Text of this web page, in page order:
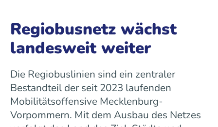
Regiobusnetz wächst
landesweit weiter
Die Regiobuslinien sind ein zentraler
Bestandteil der seit 2023 laufenden
Mobilitätsoffensive Mecklenburg-
Vorpommern. Mit dem Ausbau des Netzes